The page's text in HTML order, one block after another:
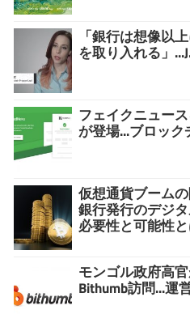
「銀行は想像以
を取り入れる」
フェイクニュー
が登場...ブロッ
仮想通貨ブーム
銀行発行のデジ
必要性と可能性
モンゴル政府高
Bithumb訪問...運